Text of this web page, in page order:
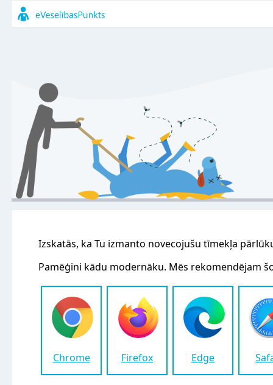
Izskatās, ka Tu izmanto novecojušu tīmekļa
Pamēģini kādu modernāku. Mēs rekomendējam
Chrome Firefox Edge